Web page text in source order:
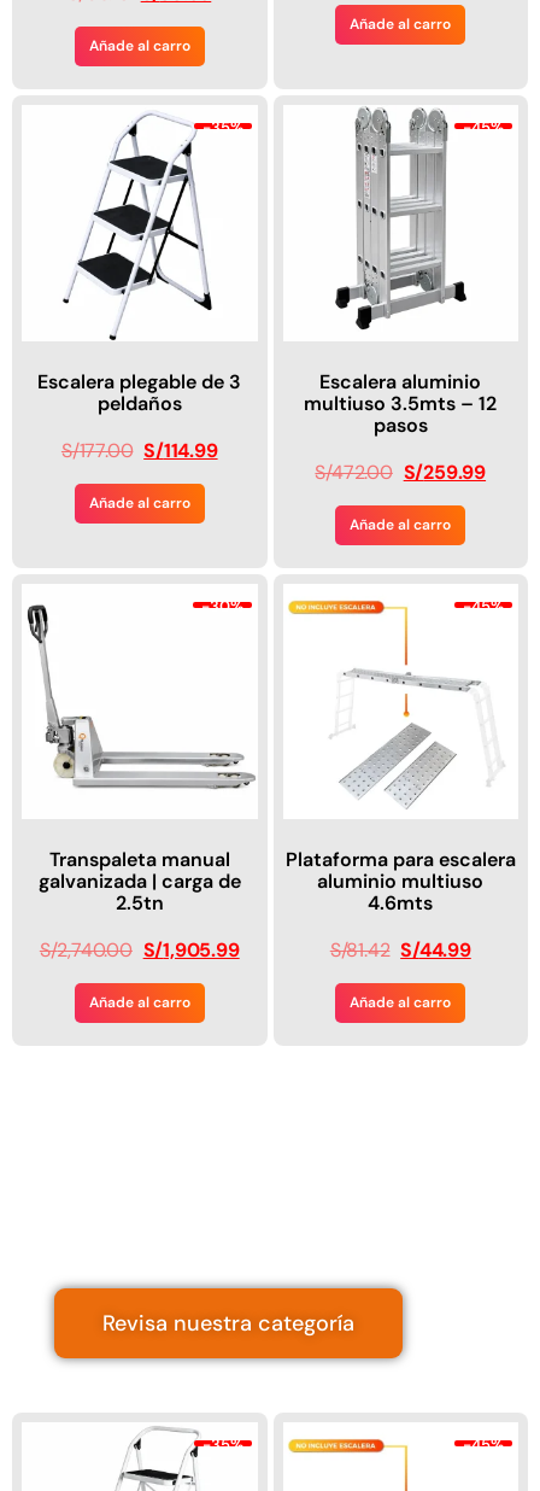
Añade al carro
Añade al carro
-35%
Escalera plegable de 3
peldaños
S/177.00 S/114.99
Añade al carro
-45%
Escalera aluminio
multiuso 3.5mts – 12
pasos
S/472.00 S/259.99
Añade al carro
-30%
Transpaleta manual
galvanizada | carga de
2.5tn
S/2,740.00 S/1,905.99
Añade al carro
-45%
Plataforma para escalera
aluminio multiuso
4.6mts
S/81.42 S/44.99
Añade al carro
Revisa nuestra categoría
-35% -45%